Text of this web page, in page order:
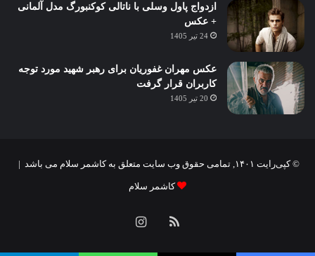
ازدواج پاول وسلی با ناتالی کوکنبورگ مدل آلمانی
+ عکس
24 تیر 1405
عکس مهران غفوریان برای رهبر شهید مورد توجه
کاربران قرار گرفت
20 تیر 1405
© کپی‌رایت ۱۴۰۱, تمامی حقوق وب سایت متعلق به کاشمر سلام می باشد |
کاشمر سلام
خوراکاینستاگرام